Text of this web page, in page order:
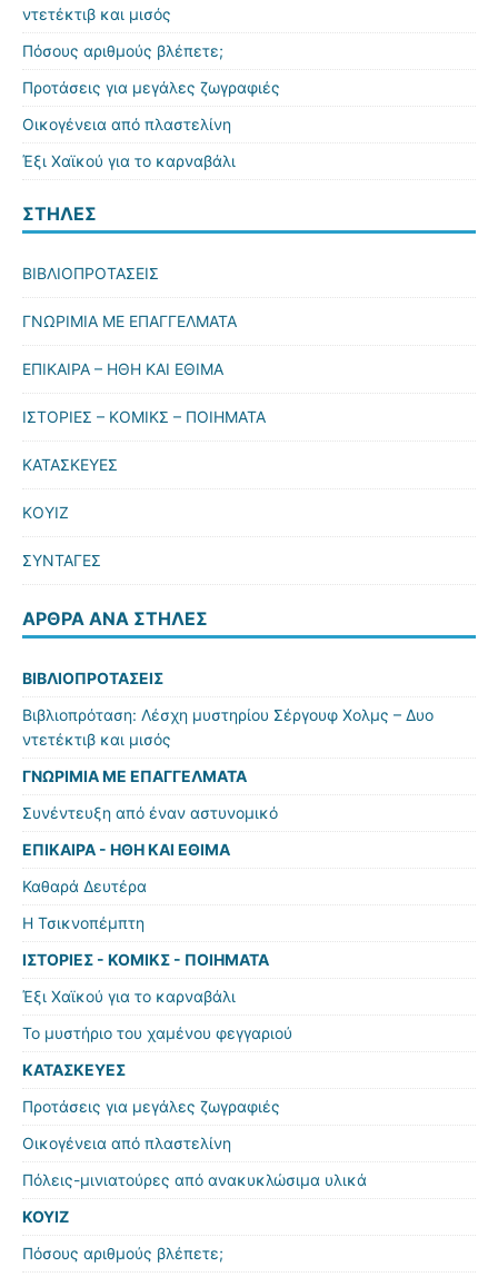
ντετέκτιβ και μισός
Πόσους αριθμούς βλέπετε;
Προτάσεις για μεγάλες ζωγραφιές
Οικογένεια από πλαστελίνη
Έξι Χαϊκού για το καρναβάλι
ΣΤΉΛΕΣ
ΒΙΒΛΙΟΠΡΟΤΑΣΕΙΣ
ΓΝΩΡΙΜΙΑ ΜΕ ΕΠΑΓΓΕΛΜΑΤΑ
ΕΠΙΚΑΙΡΑ – ΗΘΗ ΚΑΙ ΕΘΙΜΑ
ΙΣΤΟΡΙΕΣ – ΚΟΜΙΚΣ – ΠΟΙΗΜΑΤΑ
ΚΑΤΑΣΚΕΥΕΣ
ΚΟΥΙΖ
ΣΥΝΤΑΓΕΣ
ΆΡΘΡΑ ΑΝΆ ΣΤΉΛΕΣ
ΒΙΒΛΙΟΠΡΟΤΑΣΕΙΣ
Βιβλιοπρόταση: Λέσχη μυστηρίου Σέργουφ Χολμς – Δυο
ντετέκτιβ και μισός
ΓΝΩΡΙΜΙΑ ΜΕ ΕΠΑΓΓΕΛΜΑΤΑ
Συνέντευξη από έναν αστυνομικό
ΕΠΙΚΑΙΡΑ - ΗΘΗ ΚΑΙ ΕΘΙΜΑ
Καθαρά Δευτέρα
Η Τσικνοπέμπτη
ΙΣΤΟΡΙΕΣ - ΚΟΜΙΚΣ - ΠΟΙΗΜΑΤΑ
Έξι Χαϊκού για το καρναβάλι
Το μυστήριο του χαμένου φεγγαριού
ΚΑΤΑΣΚΕΥΕΣ
Προτάσεις για μεγάλες ζωγραφιές
Οικογένεια από πλαστελίνη
Πόλεις-μινιατούρες από ανακυκλώσιμα υλικά
ΚΟΥΙΖ
Πόσους αριθμούς βλέπετε;